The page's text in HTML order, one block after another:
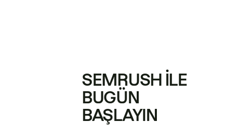
SEMRUSH ILE
BUGÜN
BAŞLAYIN